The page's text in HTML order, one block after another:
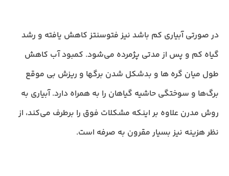
در صورتی آبیاری کم باشد نیز فتوسنتز کاهش یافته و رشد
گیاه کم و پس از مدتی پژمرده می‌شود. کمبود آب کاهش
طول میان گره ها و بدشکل شدن برگها و ریزش بی موقع
برگ‌ها و سوختگی حاشیه گیاهان را به همراه دارد. آبیاری به
روش مدرن علاوه بر اینکه مشکلات فوق را برطرف می‌کند، از
نظر هزینه نیز بسیار مقرون به صرفه است.